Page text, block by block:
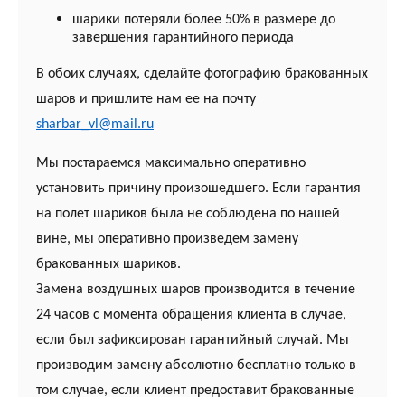
шарики потеряли более 50% в размере до
завершения гарантийного периода
В обоих случаях, сделайте фотографию бракованных
шаров и пришлите нам ее на почту
sharbar_vl@mail.ru
Мы постараемся максимально оперативно
установить причину произошедшего. Если гарантия
на полет шариков была не соблюдена по нашей
вине, мы оперативно произведем замену
бракованных шариков.
Замена воздушных шаров производится в течение
24 часов с момента обращения клиента в случае,
если был зафиксирован гарантийный случай. Мы
производим замену абсолютно бесплатно только в
том случае, если клиент предоставит бракованные